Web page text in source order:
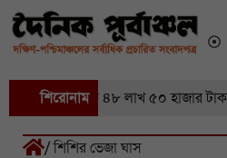
শিরোনাম
ইলিশবিক্রি ৪৮ লাখ ৫০ হাজার টাকায়
/ শিশির ভেজা ঘাস